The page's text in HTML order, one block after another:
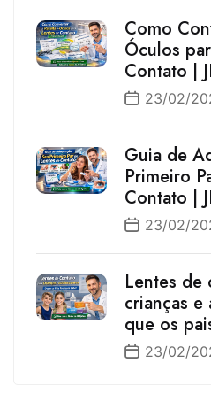
Como
Óculos
Contato |
23/02/
Guia de
Primeiro
Contato |
23/02/
Lentes de
crianças
que os
23/02/